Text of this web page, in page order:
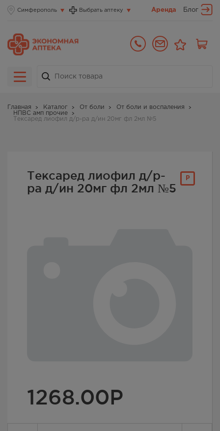
Симферополь Выбрать аптеку Аренда Блог
Главная Каталог От боли
От боли и воспаления
НПВС амп прочие
Тексаред лиофил д/р-ра д/ин 20мг фл 2мл №5
Р
Тексаред лиофил д/р-
ра д/ин 20мг фл 2мл №5
1268.00Р